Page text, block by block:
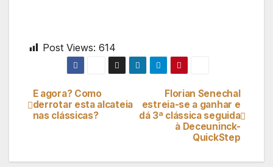
Post Views: 614
Navegação
de
Florian Senechal
estreia-se a ganhar e
dá 3ª clássica seguida
à Deceuninck-
QuickStep
E agora? Como
derrotar esta alcateia
nas clássicas?